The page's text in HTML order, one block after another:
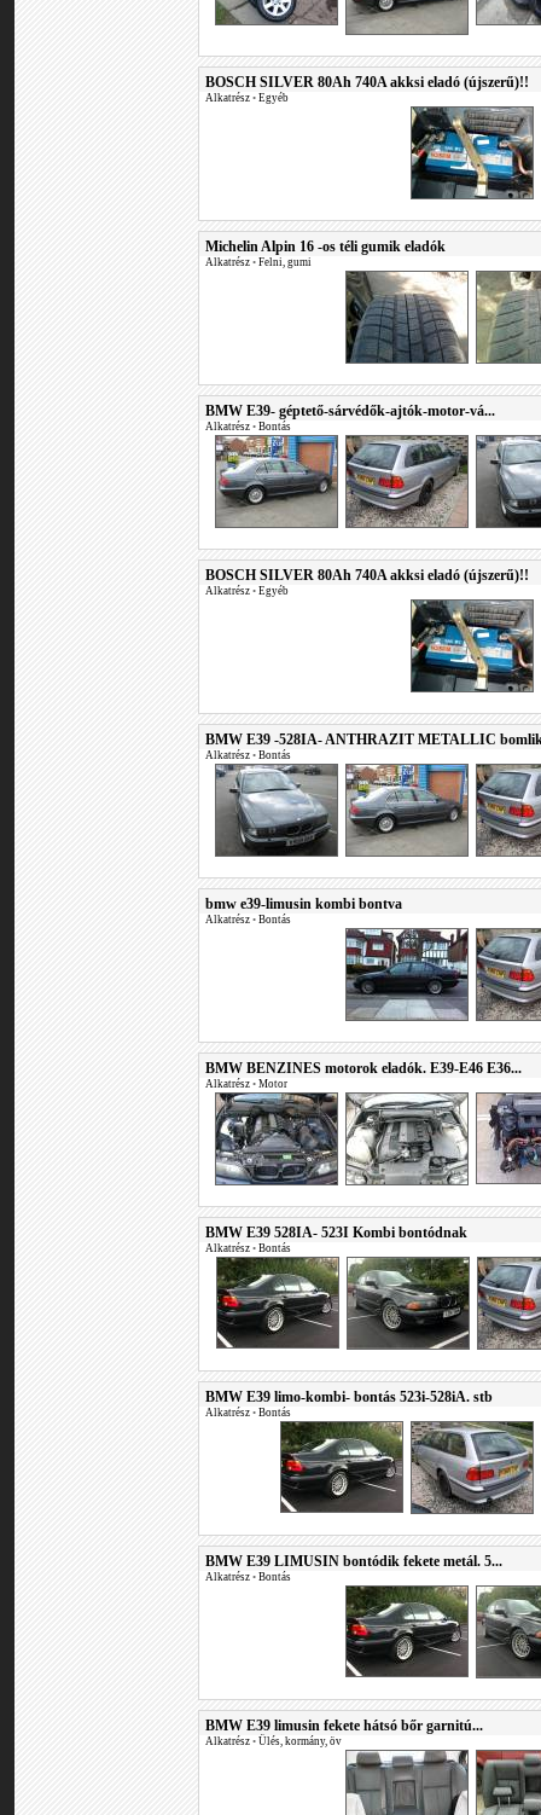
BOSCH SILVER 80Ah 740A akksi eladó (újszerű)!!
Alkatrész • Egyéb
Michelin Alpin 16 -os téli gumik eladók
Alkatrész • Felni, gumi
BMW E39- géptető-sárvédők-ajtók-motor-vá...
Alkatrész • Bontás
BOSCH SILVER 80Ah 740A akksi eladó (újszerű)!!
Alkatrész • Egyéb
BMW E39 -528IA- ANTHRAZIT METALLIC
Alkatrész • Bontás
bmw e39-limusin kombi bontva
Alkatrész • Bontás
BMW BENZINES motorok eladók. E39-E46 E36...
Alkatrész • Motor
BMW E39 528IA- 523I Kombi bontódnak
Alkatrész • Bontás
BMW E39 limo-kombi- bontás 523i-528iA. stb
Alkatrész • Bontás
BMW E39 LIMUSIN bontódik fekete metál. 5...
Alkatrész • Bontás
BMW E39 limusin fekete hátsó bőr garnitú...
Alkatrész • Ülés, kormány, öv